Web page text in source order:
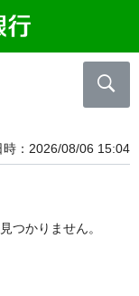
時 2026/08/06 15:04
つかりません。